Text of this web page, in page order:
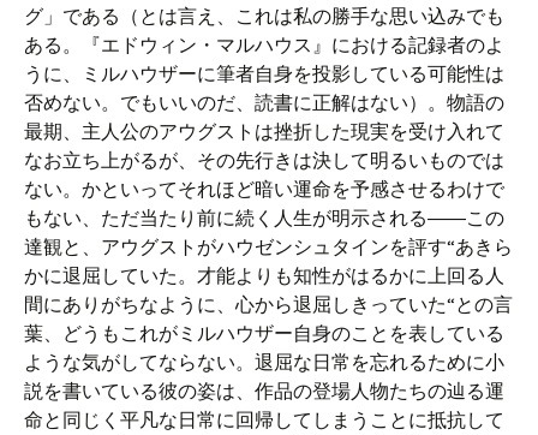
グ」である（とは言え、これは私の勝手な思い込みでも
ある。『エドウィン・マルハウス』における記録者のよ
うに、ミルハウザーに筆者自身を投影している可能性は
否めない。でもいいのだ、読書に正解はない）。物語の
最期、主人公のアウグストは挫折した現実を受け入れて
なお立ち上がるが、その先行きは決して明るいものでは
ない。かといってそれほど暗い運命を予感させるわけで
もない、ただ当たり前に続く人生が明示される――この
達観と、アウグストがハウゼンシュタインを評す“あきら
かに退屈していた。才能よりも知性がはるかに上回る人
間にありがちなように、心から退屈しきっていた“との言
葉、どうもこれがミルハウザー自身のことを表している
ような気がしてならない。退屈な日常を忘れるために小
説を書いている彼の姿は、作品の登場人物たちの辿る運
命と同じく平凡な日常に回帰してしまうことに抵抗して